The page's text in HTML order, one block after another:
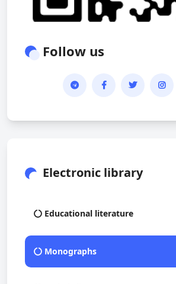
Follow us
Electronic library
Educational literature
Monographs